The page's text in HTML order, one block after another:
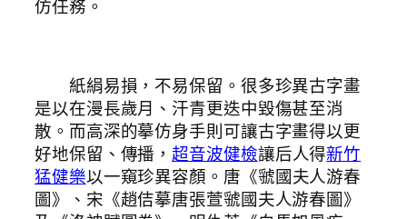
仿任務。
紙絹易損，不易保留。很多珍異古字畫
是以在漫長歲月、汗青更迭中毀傷甚至消
散。而高深的摹仿身手則可讓古字畫得以更
好地保留、傳播，超音波健檢讓后人得新竹
猛健樂以一窺珍異容顏。唐《虢國夫人游春
圖》、宋《趙佶摹唐張萱虢國夫人游春圖》